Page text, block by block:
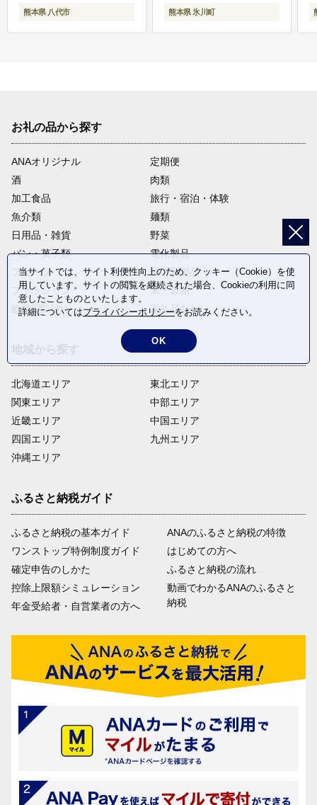
熊本県 八代市 熊本県 氷川町
お礼の品から探す
ANAオリジナル
定期便
酒
肉類
加工食品
旅行・宿泊・体験
魚介類
麺類
日用品・雑貨
野菜
パン・菓子類
電化製品
フルーツ
卵・乳製品
ファッション
米・穀物
飲料(酒以外)
返礼品なし
北海道エリア
関東エリア
近畿エリア
四国エリア
沖縄エリア
東北エリア
中部エリア
中国エリア
九州エリア
ふるさと納税ガイド
ふるさと納税の基本ガイド
ワンストップ特例制度ガイド
確定申告のしかた
控除上限額シミュレーション
年金受給者・自営業者の方へ
ANAのふるさと納税の特徴
はじめての方へ
ふるさと納税の流れ
動画でわかるANAのふるさと
納税
当サイトでは、サイト利便性向上のため、クッキー（Cookie）を使
用しています。サイトの閲覧を継続された場合、Cookieの利用に同
意したことものといたします。
詳細についてはプライバシーポリシーをお読みください。
OK